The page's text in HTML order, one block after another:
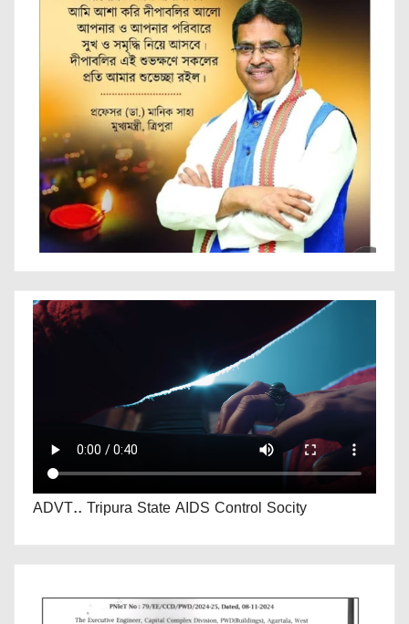
ADVT.. Tripura State AIDS Control Socity